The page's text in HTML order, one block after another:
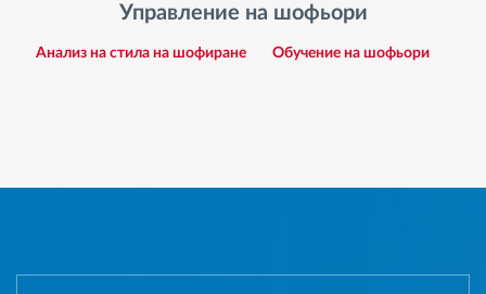
Управление на шофьори
Анализ на стила на шофиране Обучение на шофьори